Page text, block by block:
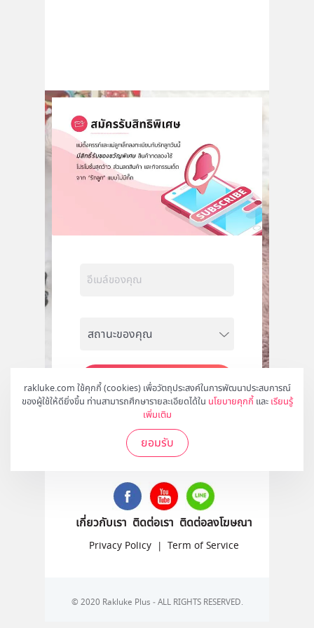
rakluke.com ใช้คุกกี้ (cookies) เพื่อวัตถุประสงค์ในการพัฒนาประสบการณ์
ของผู้ใช้ให้ดียิ่งขึ้น ท่านสามารถศึกษารายละเอียดได้ใน นโยบายคุกกี้ และ เรียนรู้
เพิ่มเติม
ยอมรับ
สมัคร
ติดตามเราได้ที่
เกี่ยวกับเรา ติดต่อเรา ติดต่อลงโฆษณา
Privacy Policy | Term of Service
© 2020 Rakluke Plus - ALL RIGHTS RESERVED.